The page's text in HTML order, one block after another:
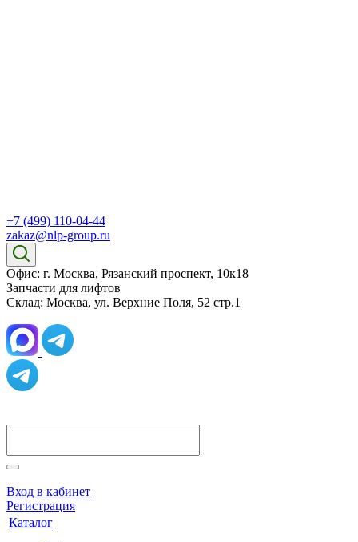
+7 (499) 110-04-44
zakaz@nlp-group.ru
Офис: г. Москва, Рязанский проспект, 10к18
Запчасти для лифтов
Склад: Москва, ул. Верхние Поля, 52 стр.1
Вход в кабинет
Регистрация
Каталог